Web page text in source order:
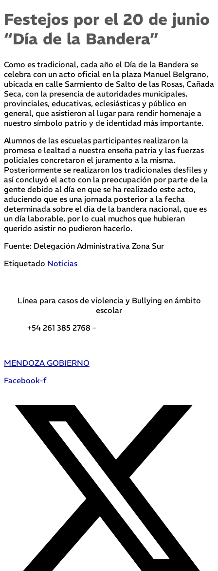
Festejos por el 20 de junio
“Día de la Bandera”
Como es tradicional, cada año el Día de la Bandera se
celebra con un acto oficial en la plaza Manuel Belgrano,
ubicada en calle Sarmiento de Salto de las Rosas, Cañada
Seca, con la presencia de autoridades municipales,
provinciales, educativas, eclesiásticas y público en
general, que asistieron al lugar para rendir homenaje a
nuestro símbolo patrio y de identidad más importante.
Alumnos de las escuelas participantes realizaron la
promesa e lealtad a nuestra enseña patria y las fuerzas
policiales concretaron el juramento a la misma.
Posteriormente se realizaron los tradicionales desfiles y
así concluyó el acto con la preocupación por parte de la
gente debido al día en que se ha realizado este acto,
aduciendo que es una jornada posterior a la fecha
determinada sobre el día de la bandera nacional, que es
un día laborable, por lo cual muchos que hubieran
querido asistir no pudieron hacerlo.
Fuente: Delegación Administrativa Zona Sur
Etiquetado Noticias
Línea para casos de violencia y Bullying en ámbito
escolar
+54 261 385 2768 –
MENDOZA GOBIERNO
Facebook-f